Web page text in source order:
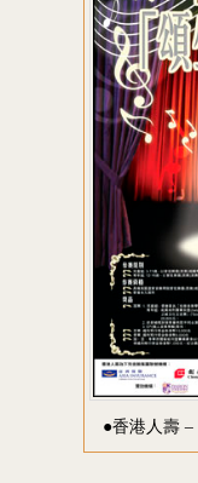
●香港人壽 –